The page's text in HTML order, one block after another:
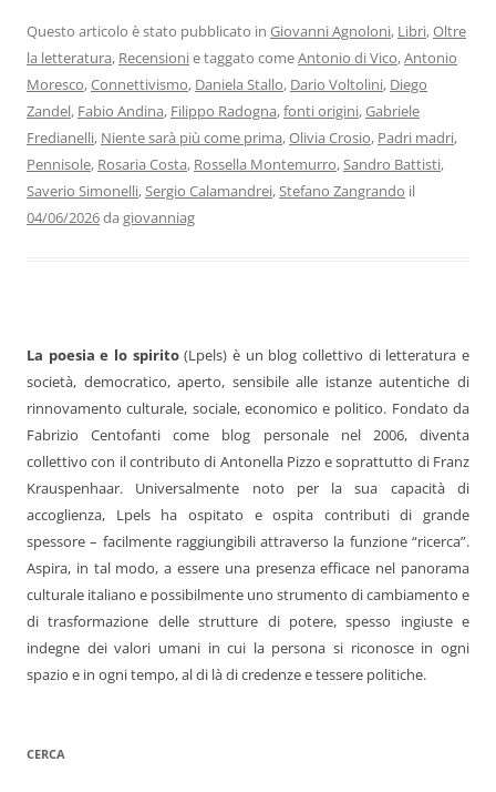
b
o
o
k
dI
n
A
p
p
a
m
vi
di
Questo articolo è stato pubblicato in Giovanni Agnoloni, Libri,Oltre
la letteratura, Recensionie taggato comeAntonio di Vico,Antonio
Moresco,Connettivismo, Daniela Stallo, Dario Voltolini, Diego
Zandel, Fabio Andina, Filippo Radogna,fonti origini,Gabriele
Fredianelli, Niente sarà più come prima,Olivia Crosio, Padri madri,
Pennisole, Rosaria Costa, Rossella Montemurro,Sandro Battisti,
Saverio Simonelli,Sergio Calamandrei,Stefano Zangrando il
04/06/2026da giovanniag
La poesia e lo spirito(Lpels) è un blog collettivo di letteratura e
società, democratico, aperto, sensibile alle istanze autentiche di
rinnovamento culturale, sociale, economico e politico. Fondato da
Fabrizio Centofanti come blog personale nel 2006, diventa
collettivo con il contributo di Antonella Pizzo e soprattutto di Franz
Krauspenhaar. Universalmente noto per la sua capacità di
accoglienza, Lpels ha ospitato e ospita contributi di grande
spessore – facilmente raggiungibili attraverso la funzione “ricerca”.
Aspira, in tal modo, a essere una presenza efficace nel panorama
culturale italiano e possibilmente uno strumento di cambiamento e
di trasformazione delle strutture di potere, spesso ingiuste e
indegne dei valori umani in cui la persona si riconosce in ogni
spazio e in ogni tempo, al di là di credenze e tessere politiche.
CERCA